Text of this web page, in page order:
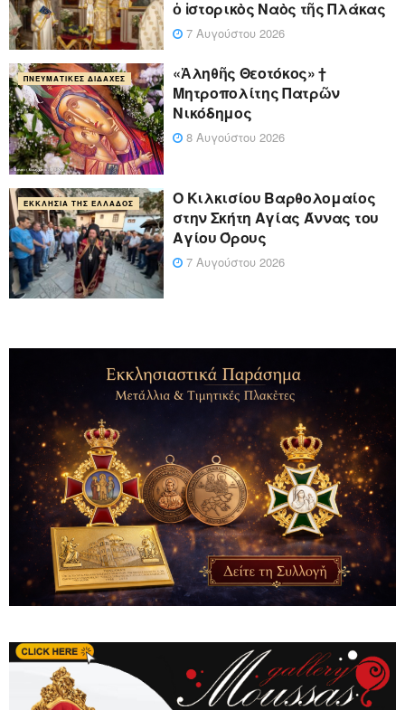
ὁ ἱστορικὸς Ναὸς τῆς Πλάκας
7 Αυγούστου 2026
ΠΝΕΥΜΑΤΙΚΈΣ ΔΙΔΑΧΈΣ
«Ἀληθῆς Θεοτόκος» †
Μητροπολίτης Πατρῶν
Νικόδημος
8 Αυγούστου 2026
ΕΚΚΛΗΣΊΑ ΤΗΣ ΕΛΛΆΔΟΣ
Ο Κιλκισίου Βαρθολομαίος
στην Σκήτη Αγίας Άννας του
Αγίου Όρους
7 Αυγούστου 2026